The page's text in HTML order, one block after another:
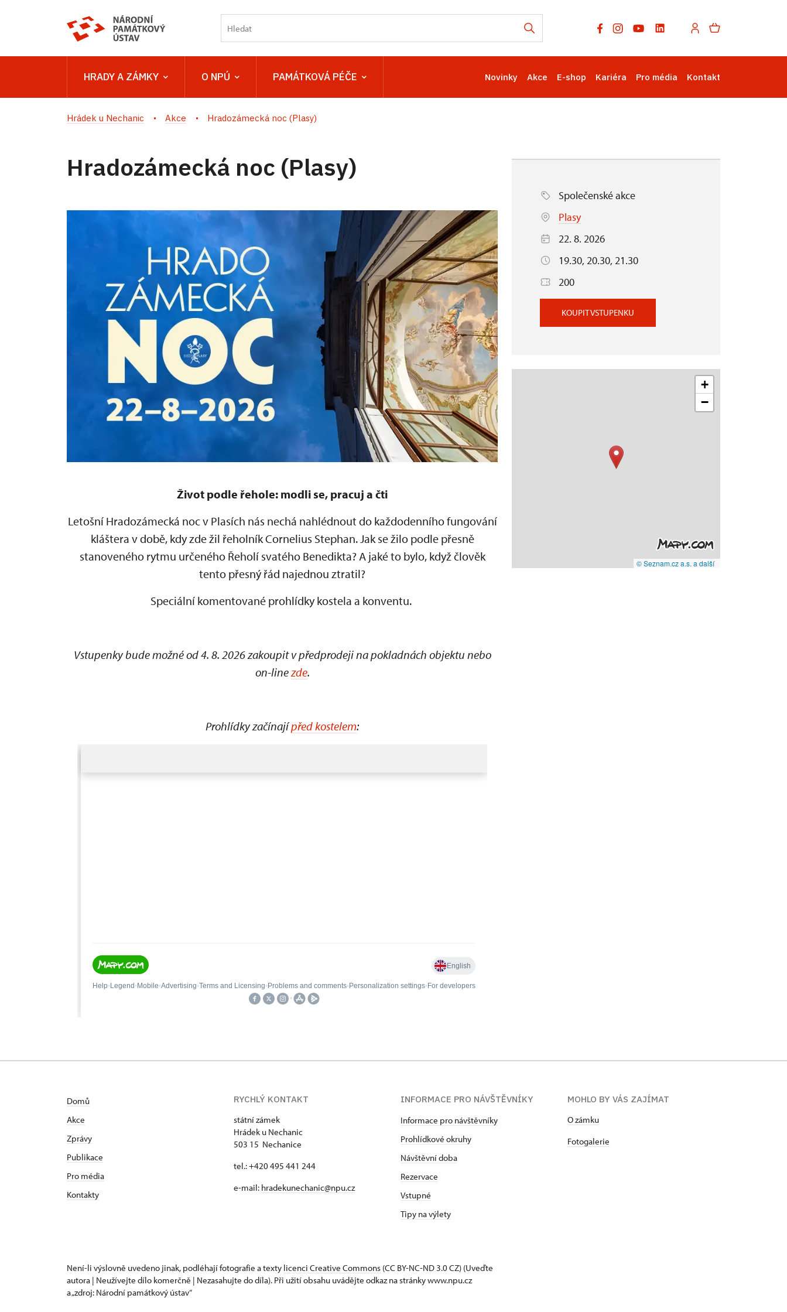
HRADY A ZÁMKY O NPÚ PAMÁTKOVÁ PÉČE Novinky Akce E-shop Kariéra Pro média Kontakt
Hrádek u Nechanic Akce Hradozámecká noc (Plasy)
Hradozámecká noc (Plasy)
Život podle řehole: modli se, pracuj a čti
Letošní Hradozámecká noc v Plasích nás nechá nahlédnout do každodenního fungování
kláštera v době, kdy zde žil řeholník Cornelius Stephan. Jak se žilo podle přesně
stanoveného rytmu určeného Řeholí svatého Benedikta? A jaké to bylo, když člověk
tento přesný řád najednou ztratil?
Speciální komentované prohlídky kostela a konventu.
Vstupenky bude možné od 4. 8. 2026 zakoupit v předprodeji na pokladnách objektu nebo
on-linezde.
Prohlídky začínajípřed kostelem:
Společenské akce
Plasy
22. 8. 2026
19.30, 20.30, 21.30
200
KOUPIT VSTUPENKU
+
−
© Seznam.cz a.s. a další
Domů
Akce
Zprávy
Publikace
Pro média
Kontakty
RYCHLÝ KONTAKT
státní zámek
Hrádek u Nechanic
503 15 Nechanice
tel.: +420 495 441 244
e-mail: hradekunechanic@npu.cz
INFORMACE PRO NÁVŠTĚVNÍKY
Informace pro návštěvníky
Prohlídkové okruhy
Návštěvní doba
Rezervace
Vstupné
Tipy na výlety
MOHLO BY VÁS ZAJÍMAT
O zámku
Fotogalerie
Není-li výslovně uvedeno jinak, podléhají fotografie a texty licenci Creative Commons (CC BY-NC-ND 3.0 CZ) (Uveďte
autora | Neužívejte dílo komerčně | Nezasahujte do díla). Při užití obsahu uvádějte odkaz na stránky www.npu.cz
a „zdroj: Národní památkový ústav“